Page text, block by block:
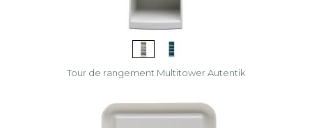
Tour de rangement Multitower Autentik